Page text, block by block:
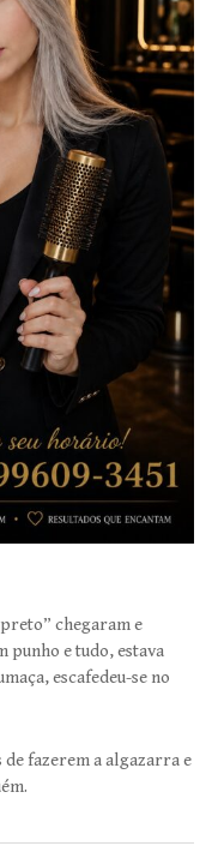
chegaram e
punho e tudo, estava
escafedeu-se no
fazerem a algazarra e